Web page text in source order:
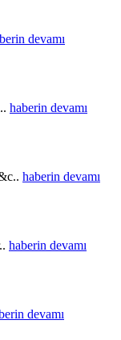
devamı
haberin devamı
haberin devamı
haberin devamı
devamı